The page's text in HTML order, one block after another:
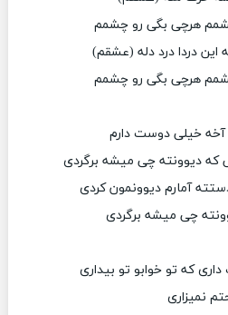
هرچی بگی رو چشمم
این دردا درد دله (عشقم)
هرچی بگی رو چشمم
آخه خیلی دوست دارم
که دیوونته چی میشه برگردی
آمارم دیوونمون کردی
چی میشه برگردی
که تو خوابو تو بیداری
نمیزاری